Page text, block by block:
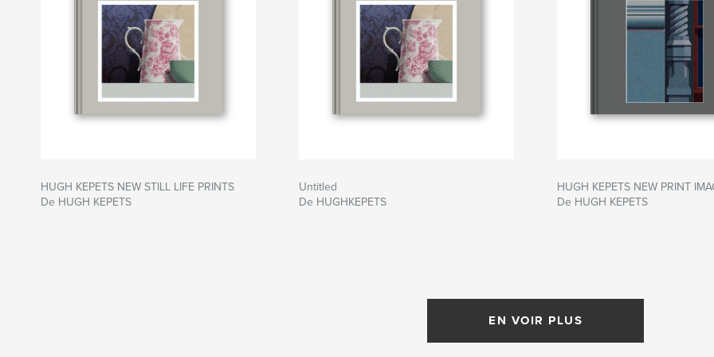
HUGH KEPETS NEW STILL LIFE PRINTS
De HUGH KEPETS
Untitled
De HUGHKEPETS
HUGH KEPETS NEW PRINT
De HUGH KEPETS
EN VOIR PLUS